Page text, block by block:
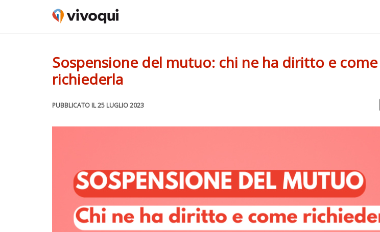
Sospensione del mutuo: chi ne ha diritto e come
richiederla
PUBBLICATO IL 25 LUGLIO 2023